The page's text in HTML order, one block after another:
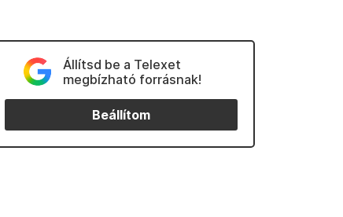
Állítsd be a Telexet
megbízható forrásnak!
Beállítom